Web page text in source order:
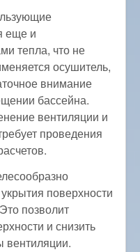
еще и
тепла, что не
осушитель,
внимание
бассейна.
вентиляции и
проведения
поверхности
позволит
и снизить
вентиляции.